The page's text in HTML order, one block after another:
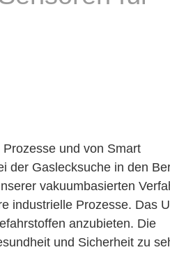
und von Smart
der Gaslecksuche in den
vakuumbasierten
industrielle Prozesse. Das
anzubieten. Die
und Sicherheit zu